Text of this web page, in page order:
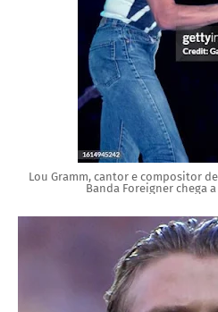
Lou Gramm, cantor e compositor
Banda Foreigner chega